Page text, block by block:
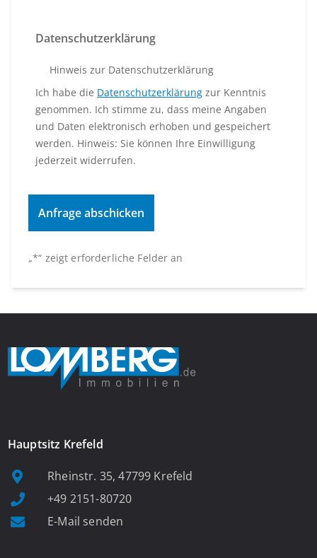
„*“ zeigt erforderliche Felder an
Datenschutzerklärung
Hinweis zur Datenschutzerklärung
Ich habe die Datenschutzerklärung zur Kenntnis
genommen. Ich stimme zu, dass meine Angaben
und Daten elektronisch erhoben und gespeichert
werden. Hinweis: Sie können Ihre Einwilligung
jederzeit widerrufen.
Hauptsitz Krefeld
Rheinstr. 35, 47799 Krefeld
+49 2151-80720
E-Mail senden